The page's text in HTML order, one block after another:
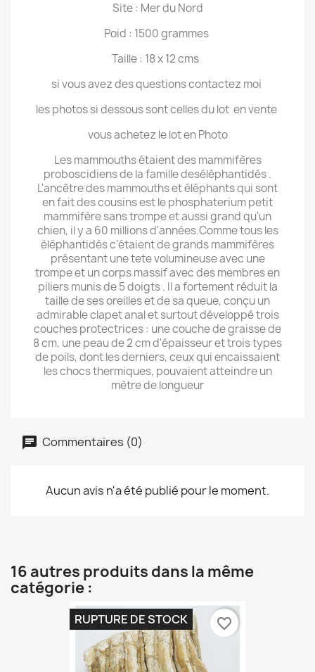
Site : Mer du Nord
Poid : 1500 grammes
Taille : 18 x 12 cms
si vous avez des questions contactez moi
les photos si dessous sont celles du lot en vente
vous achetez le lot en Photo
Les mammouths étaient des mammifères
proboscidiens de la famille deséléphantidés .
L'ancêtre des mammouths et éléphants qui sont
en fait des cousins est le phosphaterium petit
mammifère sans trompe et aussi grand qu'un
chien, il y a 60 millions d'années.Comme tous les
éléphantidés c'étaient de grands mammifères
présentant une tete volumineuse avec une
trompe et un corps massif avec des membres en
piliers munis de 5 doigts . Il a fortement réduit la
taille de ses oreilles et de sa queue, conçu un
admirable clapet anal et surtout développé trois
couches protectrices : une couche de graisse de
8 cm, une peau de 2 cm d'épaisseur et trois types
de poils, dont les derniers, ceux qui encaissaient
les chocs thermiques, pouvaient atteindre un
mètre de longueur
Commentaires (0)
Aucun avis n'a été publié pour le moment.
16 autres produits dans la même
catégorie :
RUPTURE DE STOCK favorite_border